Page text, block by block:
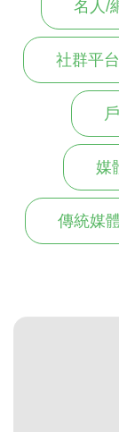
名人/
社群平
媒
傳統媒